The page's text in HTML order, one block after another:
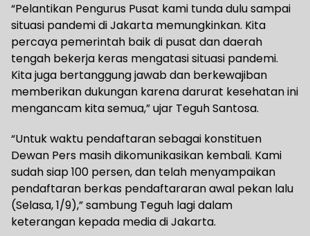
“Pelantikan Pengurus Pusat kami tunda dulu sampai
situasi pandemi di Jakarta memungkinkan. Kita
percaya pemerintah baik di pusat dan daerah
tengah bekerja keras mengatasi situasi pandemi.
Kita juga bertanggung jawab dan berkewajiban
memberikan dukungan karena darurat kesehatan ini
mengancam kita semua,” ujar Teguh Santosa.
“Untuk waktu pendaftaran sebagai konstituen
Dewan Pers masih dikomunikasikan kembali. Kami
sudah siap 100 persen, dan telah menyampaikan
pendaftaran berkas pendaftararan awal pekan lalu
(Selasa, 1/9),” sambung Teguh lagi dalam
keterangan kepada media di Jakarta.